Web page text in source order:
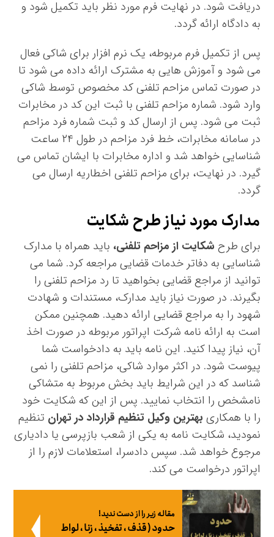
دریافت شود. در نهایت فرم مورد نظر باید تکمیل شود و
به دادگاه ارائه گردد.
پس از تکمیل فرم مربوطه، یک نرم افزار برای شاکی فعال
می شود و آموزش هایی به مشترک ارائه داده می شود تا
در صورت تماس مزاحم تلفنی کد مخصوص توسط شاکی
وارد شود. شماره مزاحم تلفنی با ثبت این کد در مخابرات
ثبت می شود. پس از ارسال کد و ثبت شماره فرد مزاحم
در سامانه مخابرات، خط فرد مزاحم در طول ۲۴ ساعت
شناسایی خواهد شد و اداره مخابرات با ایشان تماس می
گیرد. در نهایت، برای مزاحم تلفنی اخطاریه ارسال می
گردد.
مدارک مورد نیاز طرح شکایت
برای طرح شکایت از مزاحم تلفنی، باید همراه با مدارک
شناسایی به دفاتر خدمات قضایی مراجعه کرد. شما می
توانید از مراجع قضایی بخواهید تا رد مزاحم تلفنی را
بگیرند. در صورت نیاز باید مدارک، مستندات و شهادت
شهود را به مراجع قضایی ارائه دهید. همچنین ممکن
است به ارائه نامه شرکت اپراتور مربوطه در صورت اخذ
آن، نیاز پیدا کنید. این نامه باید به دادخواست شما
پیوست شود. در اکثر موارد شاکی، مزاحم تلفنی را نمی
شناسد که در این شرایط باید بخش مربوط به متشاکی
نامشخص را انتخاب نمایید. پس از این که شکایت خود
را با همکاری بهترین وکیل تنظیم قرارداد در تهران تنظیم
نمودید، شکایت نامه به یکی از شعب بازپرسی یا دادیاری
مرجوع خواهد شد. سپس دادسرا، استعلامات لازم را از
اپراتور درخواست می کند.
مقاله زیر را از دست ندید!
حدود ( قذف ، تفخیذ ، زنا ، لواط